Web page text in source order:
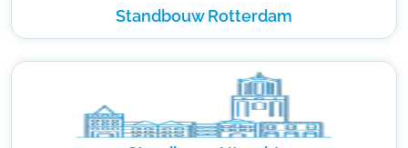
Standbouw Rotterdam